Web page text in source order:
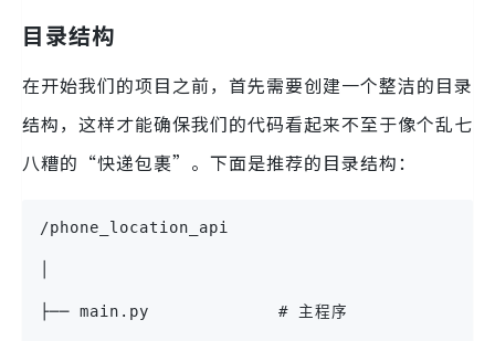
目录结构
在开始我们的项目之前，首先需要创建一个整洁的目录
结构，这样才能确保我们的代码看起来不至于像个乱七
八糟的“快递包裹”。下面是推荐的目录结构：
/phone_location_api
├── main.py             # 主程序